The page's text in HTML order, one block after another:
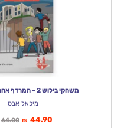
משחקי בילוש 2 – המרדף אחר איש החידות
מיכאל אבס
64.00המחיר
₪ 44.90המחיר